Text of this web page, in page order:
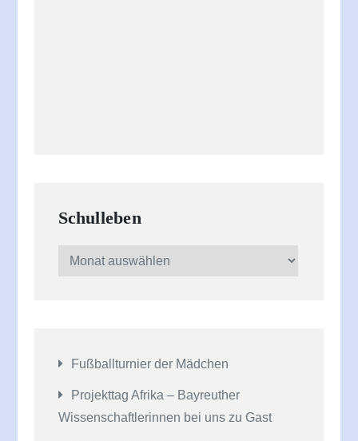
Schulleben
Schulleben
Fußballturnier der Mädchen
Projekttag Afrika – Bayreuther
Wissenschaftlerinnen bei uns zu Gast